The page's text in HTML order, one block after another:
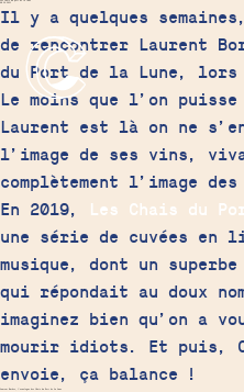
08.30.2021
Il y a quelques
de rencontrer Laurent
du Port de la Lune, lors
Le moins que l’on
Laurent est là on ne
l’image de ses vins,
complètement l’image
En 2019,
Les Chais du
une série de cuvées en
musique, dont un
qui répondait au doux
imaginez bien qu’on a
mourir idiots. Et puis,
envoie, ça balance !
Laurent Bordes, l’oenologue des Chais du Port de La Lune